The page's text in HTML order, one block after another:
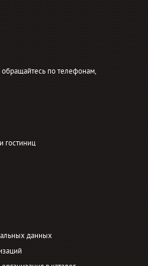
по телефонам,
гостиниц
данных